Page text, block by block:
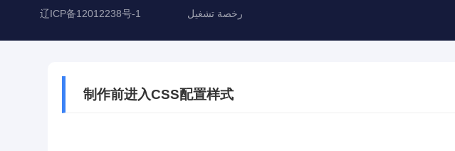
رخصة تشغيل 辽ICP备12012238号-1
制作前进入CSS配置样式